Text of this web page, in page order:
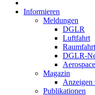
Informieren
Meldungen
DGLR
Luftfahrt
Raumfahrt
DGLR-
Magazin
Anzeigen
Publikationen